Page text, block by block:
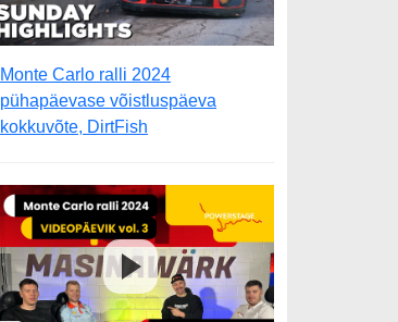
Monte Carlo ralli 2024
pühapäevase võistluspäeva
kokkuvõte, DirtFish